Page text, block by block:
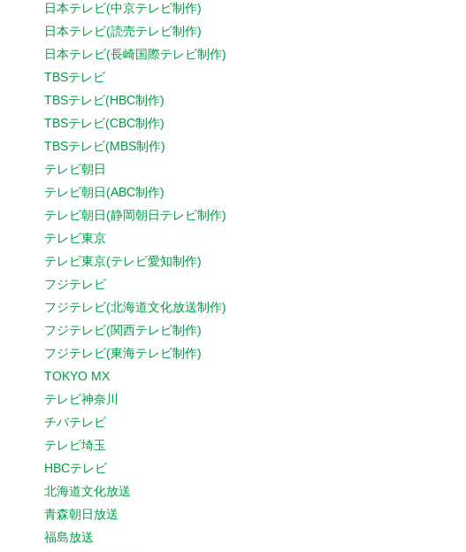
日本テレビ(中京テレビ制作)
日本テレビ(読売テレビ制作)
日本テレビ(長崎国際テレビ制作)
TBSテレビ
TBSテレビ(HBC制作)
TBSテレビ(CBC制作)
TBSテレビ(MBS制作)
テレビ朝日
テレビ朝日(ABC制作)
テレビ朝日(静岡朝日テレビ制作)
テレビ東京
テレビ東京(テレビ愛知制作)
フジテレビ
フジテレビ(北海道文化放送制作)
フジテレビ(関西テレビ制作)
フジテレビ(東海テレビ制作)
TOKYO MX
テレビ神奈川
チバテレビ
テレビ埼玉
HBCテレビ
北海道文化放送
青森朝日放送
福島放送